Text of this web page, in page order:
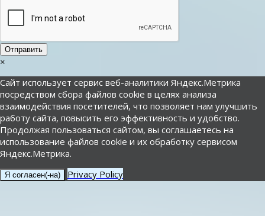
Отправить
×
Сайт использует сервис веб-аналитики Яндекс.Метрика
посредством сбора файлов cookie в целях анализа
взаимодействия посетителей, что позволяет нам улучшить
работу сайта, повысить его эффективность и удобство.
Продолжая пользоваться сайтом, вы соглашаетесь на
использование файлов cookie и их обработку сервисом
Яндекс.Метрика.
Я согласен(-на) Privacy Policy